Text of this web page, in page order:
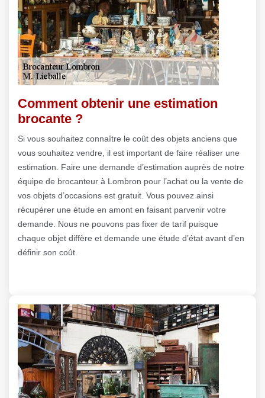
Comment obtenir une estimation
brocante ?
Si vous souhaitez connaître le coût des objets anciens que
vous souhaitez vendre, il est important de faire réaliser une
estimation. Faire une demande d’estimation auprès de notre
équipe de brocanteur à Lombron pour l’achat ou la vente de
vos objets d’occasions est gratuit. Vous pouvez ainsi
récupérer une étude en amont en faisant parvenir votre
demande. Nous ne pouvons pas fixer de tarif puisque
chaque objet diffère et demande une étude d’état avant d’en
définir son coût.